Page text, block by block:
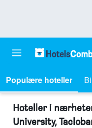
Populære hoteller
Hoteller i
University,